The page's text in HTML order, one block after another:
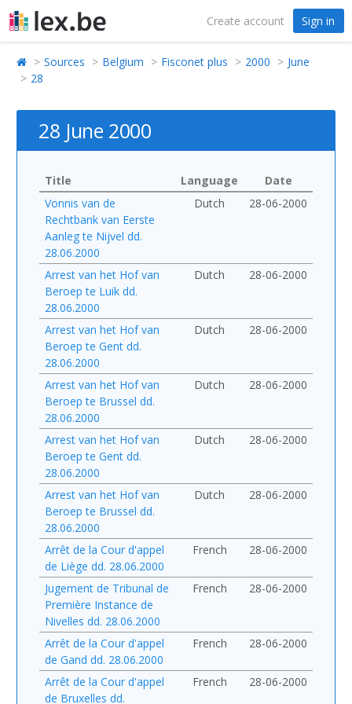
Create account Sign in
Sources Belgium Fisconet plus 2000
June
28
28 June 2000
Title Language
Date
Vonnis van de
Rechtbank van Eerste
Aanleg te Nijvel dd.
28.06.2000
Dutch 28-06-2000
Arrest van het Hof van
Beroep te Luik dd.
28.06.2000
Dutch 28-06-2000
Arrest van het Hof van
Beroep te Gent dd.
28.06.2000
Dutch 28-06-2000
Arrest van het Hof van
Beroep te Brussel dd.
28.06.2000
Dutch 28-06-2000
Arrest van het Hof van
Beroep te Gent dd.
28.06.2000
Dutch 28-06-2000
Arrest van het Hof van
Beroep te Brussel dd.
28.06.2000
Dutch 28-06-2000
Arrêt de la Cour d'appel
de Liège dd. 28.06.2000
French 28-06-2000
Jugement de Tribunal de
Première Instance de
Nivelles dd. 28.06.2000
French 28-06-2000
Arrêt de la Cour d'appel
de Gand dd. 28.06.2000
French 28-06-2000
Arrêt de la Cour d'appel
de Bruxelles dd.
French 28-06-2000